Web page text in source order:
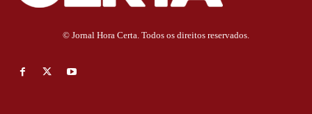
© Jornal Hora Certa. Todos os direitos reservados.